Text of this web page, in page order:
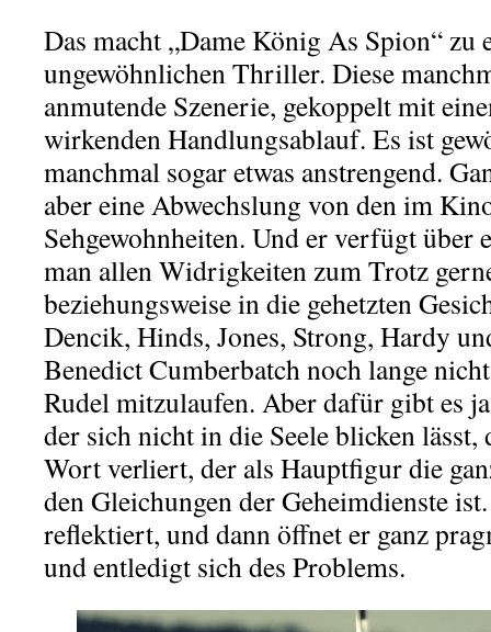
Das macht „Dame König As Spion“ zu
ungewöhnlichen Thriller. Diese
anmutende Szenerie, gekoppelt mit
wirkenden Handlungsablauf. Es ist
manchmal sogar etwas anstrengend.
aber eine Abwechslung von den im
Sehgewohnheiten. Und er verfügt über
man allen Widrigkeiten zum Trotz
beziehungsweise in die gehetzten
Dencik, Hinds, Jones, Strong, Hardy
Benedict Cumberbatch noch lange
Rudel mitzulaufen. Aber dafür gibt es
der sich nicht in die Seele blicken lässt,
Wort verliert, der als Hauptfigur die
den Gleichungen der Geheimdienste
reflektiert, und dann öffnet er ganz
und entledigt sich des Problems.